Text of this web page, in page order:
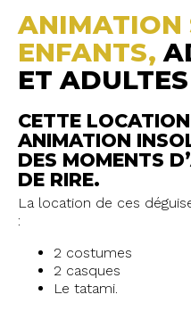
ANIMATION
ENFANTS,
ET ADULTES
CETTE
ANIMATION
DES MOMENTS
DE RIRE.
La location de ces
:
2 costumes
2 casques
Le tatami.